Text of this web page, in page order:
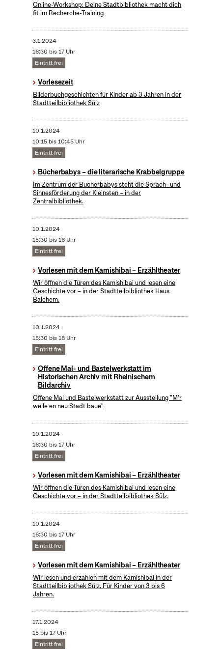
Online-Workshop: Deine Stadtbibliothek macht dich
fit im Recherche-Training
3.1.2024
16:30 bis 17 Uhr
Eintritt frei
Vorlesezeit
Bilderbuchgeschichten für Kinder ab 3 Jahren in der
Stadtteilbibliothek Sülz
10.1.2024
10:15 bis 10:45 Uhr
Eintritt frei
Bücherbabys – die literarische Krabbelgruppe
Im Zentrum der Bücherbabys steht die Sprach- und
Sinnesförderung der Kleinsten – in der
Zentralbibliothek.
10.1.2024
15:30 bis 16 Uhr
Eintritt frei
Vorlesen mit dem Kamishibai – Erzähltheater
Wir öffnen die Türen des Kamishibai und lesen eine
Geschichte vor – in der Stadtteilbibliothek Haus
Balchem.
10.1.2024
15:30 bis 18 Uhr
Eintritt frei
Offene Mal- und Bastelwerkstatt im
Historischen Archiv mit Rheinischem
Bildarchiv
Offene Mal und Bastelwerkstatt zur Ausstellung "M'r
welle en neu Stadt baue"
10.1.2024
16:30 bis 17 Uhr
Eintritt frei
Vorlesen mit dem Kamishibai – Erzähltheater
Wir öffnen die Türen des Kamishibai und lesen eine
Geschichte vor – in der Stadtteilbibliothek Sülz.
10.1.2024
16:30 bis 17 Uhr
Eintritt frei
Vorlesen mit dem Kamishibai – Erzähltheater
Wir lesen und erzählen mit dem Kamishibai in der
Stadtteilbibliothek Sülz. Für Kinder von 3 bis 6
Jahren.
17.1.2024
15 bis 17 Uhr
Eintritt frei